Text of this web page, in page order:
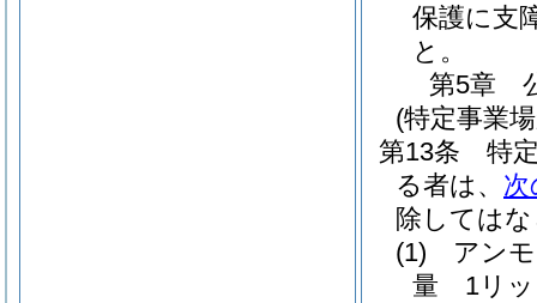
保護に支
と。
第5章
(特定事業
第13条
特
る者は、 次
除しては
(1)
アン
量 1リッ